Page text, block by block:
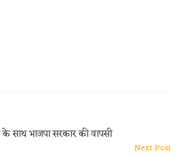
साथ भाजपा सरकार की वापसी
Next Post